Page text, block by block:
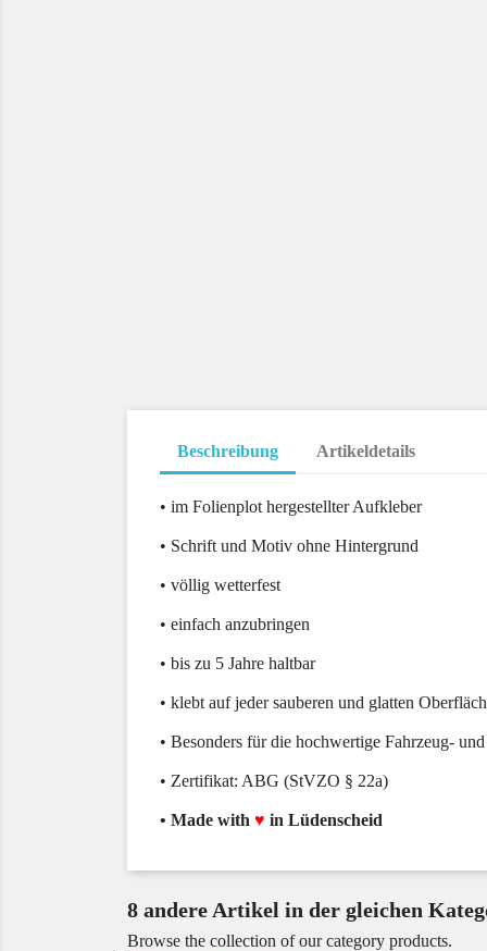
Beschreibung Artikeldetails
• im Folienplot hergestellter Aufkleber
• Schrift und Motiv ohne Hintergrund
• völlig wetterfest
• einfach anzubringen
• bis zu 5 Jahre haltbar
• klebt auf jeder sauberen und glatten
• Besonders für die hochwertige Fahrzeug-
• Zertifikat: ABG (StVZO § 22a)
• Made with ♥ in Lüdenscheid
8 andere Artikel in der gleichen
Browse the collection of our category products.